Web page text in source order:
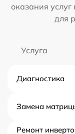
оказания
для
Услуга
Диагностика
Замена
Ремонт